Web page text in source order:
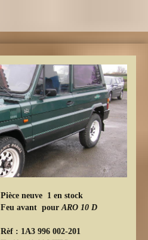
Pièce neuve 1 en stock
Feu avant pour ARO 10 D
Rèf : 1A3 996 002-201